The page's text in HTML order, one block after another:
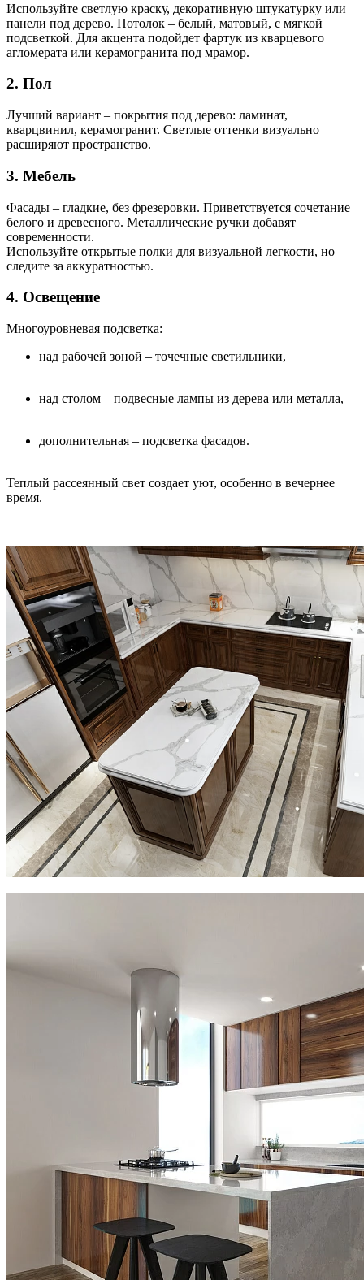
Используйте светлую краску, декоративную штукатурку или
панели под дерево. Потолок – белый, матовый, с мягкой
подсветкой. Для акцента подойдет фартук из кварцевого
агломерата или керамогранита под мрамор.
2. Пол
Лучший вариант – покрытия под дерево: ламинат,
кварцвинил, керамогранит. Светлые оттенки визуально
расширяют пространство.
3. Мебель
Фасады – гладкие, без фрезеровки. Приветствуется сочетание
белого и древесного. Металлические ручки добавят
современности.
Используйте открытые полки для визуальной легкости, но
следите за аккуратностью.
4. Освещение
Многоуровневая подсветка:
над рабочей зоной – точечные светильники,
над столом – подвесные лампы из дерева или металла,
дополнительная – подсветка фасадов.
Теплый рассеянный свет создает уют, особенно в вечернее
время.